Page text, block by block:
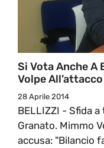
Si Vota Anche A
Volpe
28 Aprile 2014
BELLIZZI - Sfida
Granato. Mimmo
accusa: "Bilancio